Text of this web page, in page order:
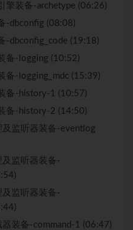
擎装备-archetype (06:26)
-dbconfig (08:08)
-dbconfig_code (19:18)
备-logging (10:52)
备-logging_mdc (15:39)
备-history-1 (10:57)
备-history-2 (14:50)
监听器装备-eventlog
监听器装备-
监听器装备-
装备-command-1 (06:47)